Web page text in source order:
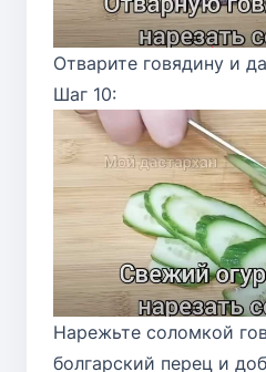
Отварите говядину и
Шаг 10:
Нарежьте соломкой
болгарский перец и